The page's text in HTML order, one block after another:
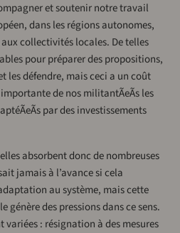
et soutenir notre travail
dans les régions autonomes,
collectivités locales. De telles
pour préparer des propositions,
les défendre, mais ceci a un coût
de nos militantÃeÃs les
par des investissements
absorbent donc de nombreuses
jamais à l’avance si cela
au système, mais cette
des pressions dans ce sens.
variées : résignation à des mesures